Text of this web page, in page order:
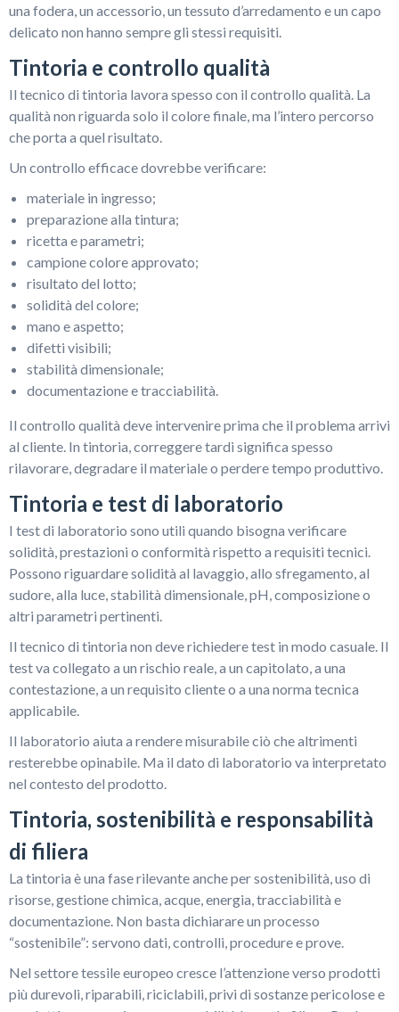
una fodera, un accessorio, un tessuto d’arredamento e un capo
delicato non hanno sempre gli stessi requisiti.
Tintoria e controllo qualità
Il tecnico di tintoria lavora spesso con il controllo qualità. La
qualità non riguarda solo il colore finale, ma l’intero percorso
che porta a quel risultato.
Un controllo efficace dovrebbe verificare:
materiale in ingresso;
preparazione alla tintura;
ricetta e parametri;
campione colore approvato;
risultato del lotto;
solidità del colore;
mano e aspetto;
difetti visibili;
stabilità dimensionale;
documentazione e tracciabilità.
Il controllo qualità deve intervenire prima che il problema arrivi
al cliente. In tintoria, correggere tardi significa spesso
rilavorare, degradare il materiale o perdere tempo produttivo.
Tintoria e test di laboratorio
I test di laboratorio sono utili quando bisogna verificare
solidità, prestazioni o conformità rispetto a requisiti tecnici.
Possono riguardare solidità al lavaggio, allo sfregamento, al
sudore, alla luce, stabilità dimensionale, pH, composizione o
altri parametri pertinenti.
Il tecnico di tintoria non deve richiedere test in modo casuale. Il
test va collegato a un rischio reale, a un capitolato, a una
contestazione, a un requisito cliente o a una norma tecnica
applicabile.
Il laboratorio aiuta a rendere misurabile ciò che altrimenti
resterebbe opinabile. Ma il dato di laboratorio va interpretato
nel contesto del prodotto.
Tintoria, sostenibilità e responsabilità
di filiera
La tintoria è una fase rilevante anche per sostenibilità, uso di
risorse, gestione chimica, acque, energia, tracciabilità e
documentazione. Non basta dichiarare un processo
“sostenibile”: servono dati, controlli, procedure e prove.
Nel settore tessile europeo cresce l’attenzione verso prodotti
più durevoli, riparabili, riciclabili, privi di sostanze pericolose e